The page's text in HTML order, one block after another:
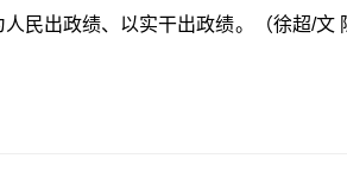
民出政绩、以实干出政绩。（徐超/文